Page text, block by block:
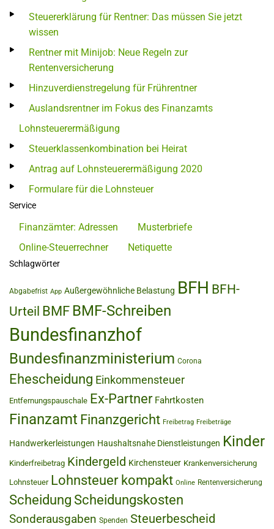
Steuererklärung für Rentner: Das müssen Sie jetzt
wissen
Rentner mit Minijob: Neue Regeln zur
Rentenversicherung
Hinzuverdienstregelung für Frührentner
Auslandsrentner im Fokus des Finanzamts
Lohnsteuerermäßigung
Steuerklassenkombination bei Heirat
Antrag auf Lohnsteuerermäßigung 2020
Formulare für die Lohnsteuer
Service
Finanzämter: Adressen
Musterbriefe
Online-Steuerrechner
Netiquette
Schlagwörter
Abgabefrist App Außergewöhnliche Belastung BFH BFH-
Urteil BMF BMF-Schreiben
Bundesfinanzhof
Bundesfinanzministerium Corona
Ehescheidung Einkommensteuer
Entfernungspauschale Ex-Partner Fahrtkosten
Finanzamt Finanzgericht Freibetrag Freibeträge
Handwerkerleistungen Haushaltsnahe Dienstleistungen Kinder
Kinderfreibetrag Kindergeld Kirchensteuer Krankenversicherung
Lohnsteuer Lohnsteuer kompakt Online Rentenversicherung
Scheidung Scheidungskosten
Sonderausgaben Spenden Steuerbescheid